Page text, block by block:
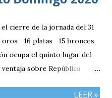
cierre de la jornada del 31
oros 16 platas 15 bronces
ocupa el quinto lugar del
sobre República
LEER »